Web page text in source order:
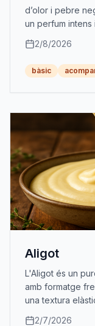
d’olor i pebre
un perfum
càlid als teus plats.
2/8/2026
bàsic
Aligot
L'Aligot és un
amb formatge
una textura
plats consistents.
2/7/2026